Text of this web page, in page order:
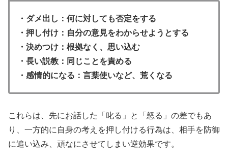
・ダメ出し：何に対しても否定をする
・押し付け：自分の意見をわからせようとする
・決めつけ：根拠なく、思い込む
・長い説教：同じことを責める
・感情的になる：言葉使いなど、荒くなる
これらは、先にお話した「叱る」と「怒る」の差でもあ
り、一方的に自身の考えを押し付ける行為は、相手を防御
に追い込み、頑なにさせてしまい逆効果です。